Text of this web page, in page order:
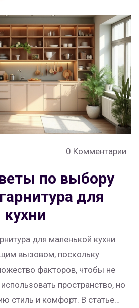
0 Комментарии
по выбору
для
для маленькой кухни
вызовом, поскольку
факторов, чтобы не
пространство, но
стиль и комфорт. В статье